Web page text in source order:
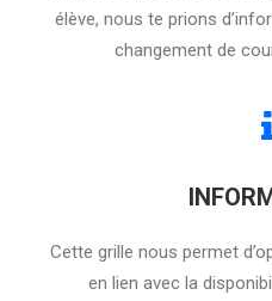
élève, nous te prions
changement de
Cette grille nous permet
en lien avec la